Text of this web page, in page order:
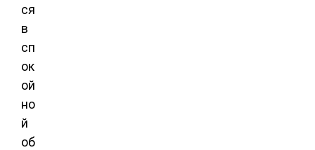
ся
в
сп
ок
ой
но
й
об